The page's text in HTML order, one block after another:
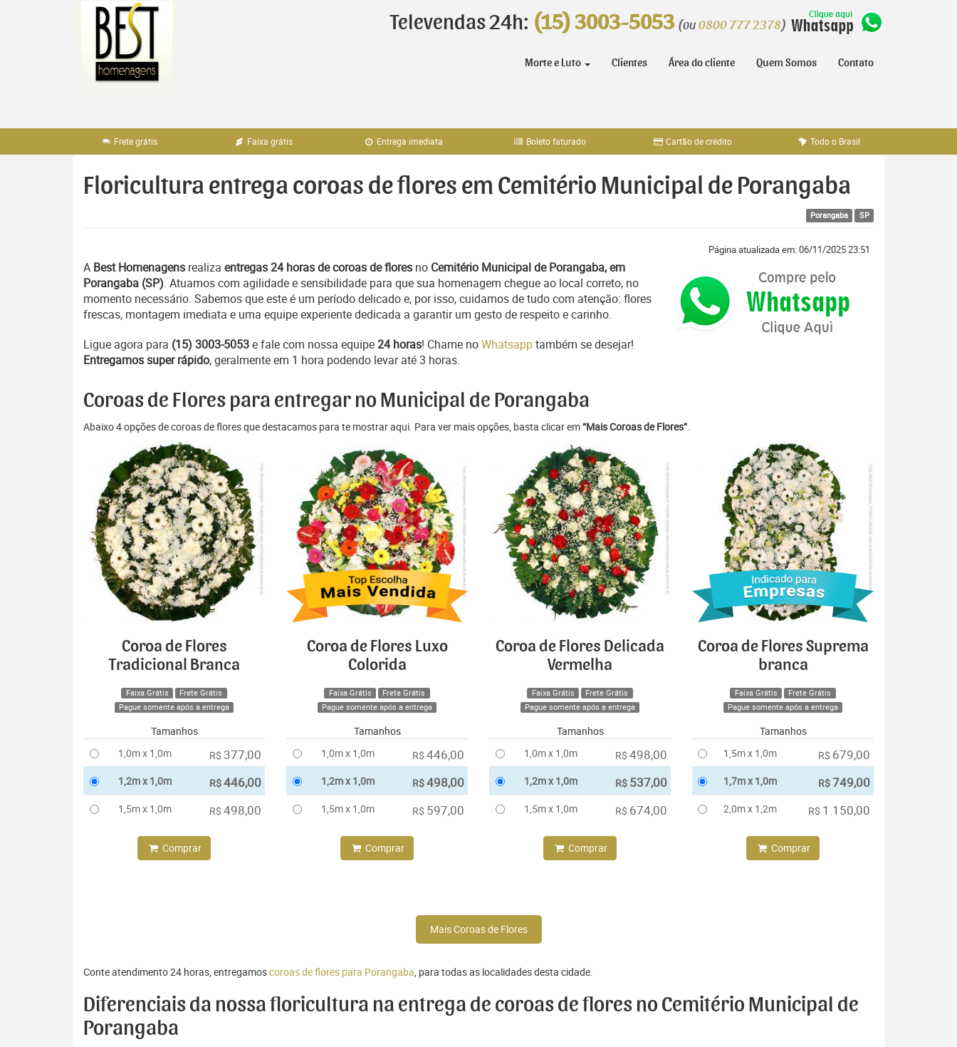
Televendas 24h: (15) 3003-5053 (ou 0800 777 2378)
Morte e Luto Clientes Área do cliente Quem Somos Contato
Frete grátis Faixa grátis Entrega imediata Boleto faturado Cartão de crédito Todo o Brasil
Floricultura entrega coroas de flores em Cemitério Municipal de Porangaba
Porangaba SP
Página atualizada em: 06/11/2025 23:51
A Best Homenagens realiza entregas 24 horas de coroas de flores no Cemitério Municipal de Porangaba, em
Porangaba (SP). Atuamos com agilidade e sensibilidade para que sua homenagem chegue ao local correto, no
momento necessário. Sabemos que este é um período delicado e, por isso, cuidamos de tudo com atenção: flores
frescas, montagem imediata e uma equipe experiente dedicada a garantir um gesto de respeito e carinho.
Ligue agora para (15) 3003-5053e fale com nossa equipe24 horas! Chame noWhatsapptambém se desejar!
Entregamos super rápido, geralmente em 1 hora podendo levar até 3 horas.
Coroas de Flores para entregar no Municipal de Porangaba
Abaixo 4 opções de coroas de flores que destacamos para te mostrar aqui. Para ver mais opções, basta clicar em“Mais Coroas de Flores”.
Coroa de Flores
Tradicional Branca
Faixa Grátis
Frete Grátis
Pague somente após a entrega
Tamanhos
1,0m x 1,0m
R$ 377,00
1,2m x 1,0m R$446,00
1,5m x 1,0m R$ 498,00
Comprar
Coroa de Flores Luxo
Colorida
Faixa Grátis
Frete Grátis
Pague somente após a entrega
Tamanhos
1,0m x 1,0m
R$ 446,00
1,2m x 1,0m R$498,00
1,5m x 1,0m R$ 597,00
Comprar
Coroa de Flores Delicada
Vermelha
Faixa Grátis
Frete Grátis
Pague somente após a entrega
Tamanhos
1,0m x 1,0m
R$ 498,00
1,2m x 1,0m R$ 537,00
1,5m x 1,0m R$ 674,00
Comprar
Coroa de Flores Suprema
branca
Faixa Grátis
Frete Grátis
Pague somente após a entrega
Tamanhos
1,5m x 1,0m
R$ 679,00
1,7m x 1,0m R$749,00
2,0m x 1,2m R$ 1.150,00
Comprar
Mais Coroas de Flores
Conte atendimento 24 horas, entregamoscoroas de flores para Porangaba, para todas as localidades desta cidade.
Diferenciais da nossa floricultura na entrega de coroas de flores no Cemitério Municipal de
Porangaba